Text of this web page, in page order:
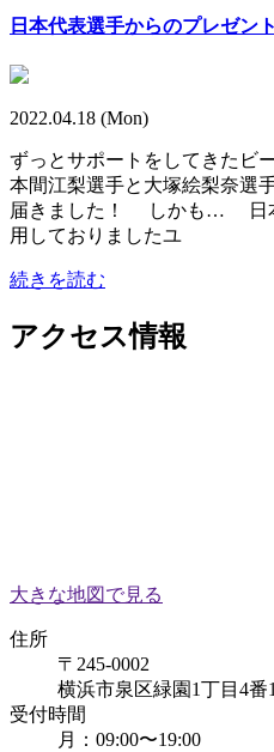
日本代表選手からのプレゼン
2022.04.18 (Mon)
ずっとサポートをしてきたビ
本間江梨選手と大塚絵梨奈選
届きました！ しかも… 日
用しておりましたユ
続きを読む
アクセス情報
大きな地図で見る
住所
〒245-0002
横浜市泉区緑園1丁目4
受付時間
月：09:00〜19:00